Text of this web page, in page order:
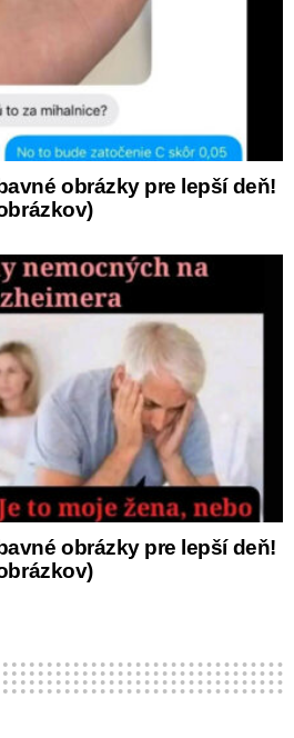
obrázky pre lepší deň!
obrázky pre lepší deň!